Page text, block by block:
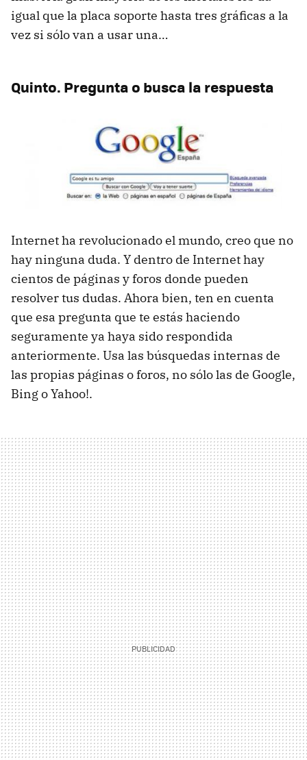
igual que la placa soporte hasta tres gráficas a la
vez si sólo van a usar una…
Quinto. Pregunta o busca la respuesta
Internet ha revolucionado el mundo, creo que no
hay ninguna duda. Y dentro de Internet hay
cientos de páginas y foros donde pueden
resolver tus dudas. Ahora bien, ten en cuenta
que esa pregunta que te estás haciendo
seguramente ya haya sido respondida
anteriormente. Usa las búsquedas internas de
las propias páginas o foros, no sólo las de Google,
Bing o Yahoo!.